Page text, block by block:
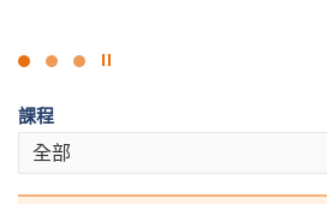
點
燈
課程
全部